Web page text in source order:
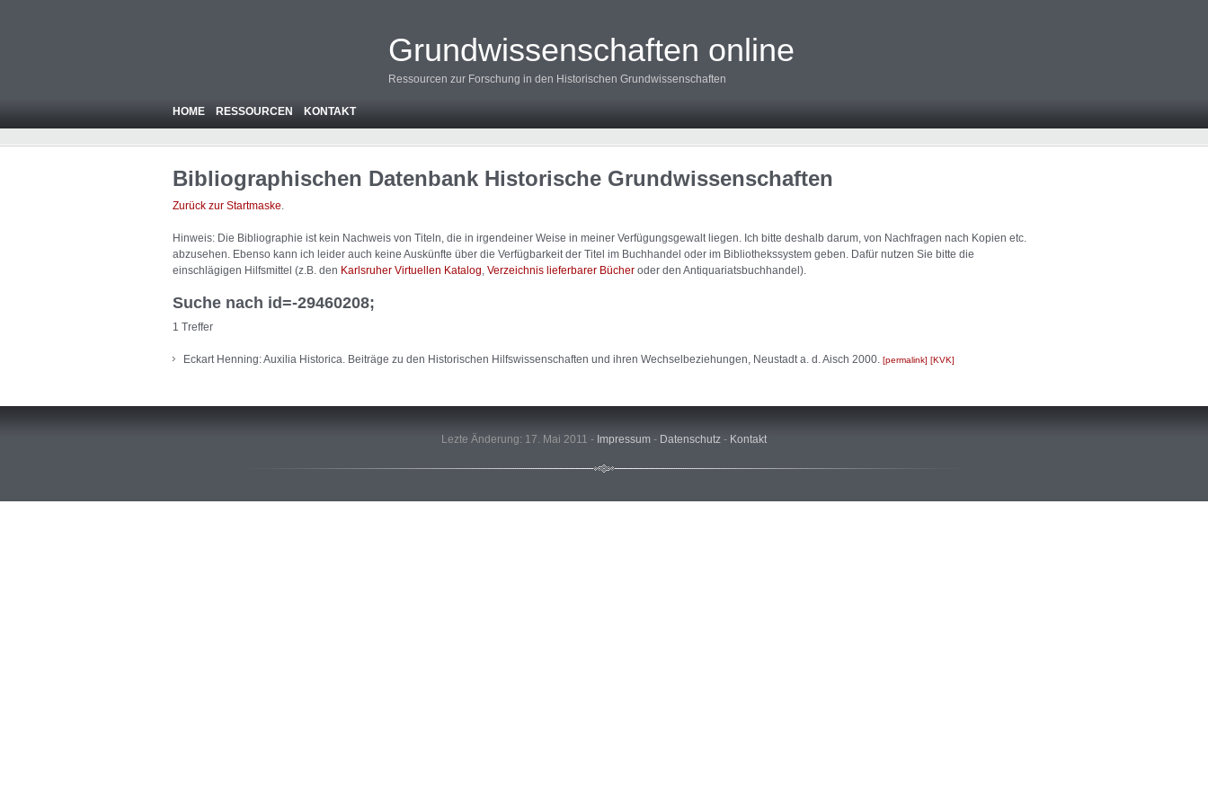
Grundwissenschaften online
Ressourcen zur Forschung in den Historischen Grundwissenschaften
HOME RESSOURCEN KONTAKT
Bibliographischen Datenbank Historische Grundwissenschaften
Zurück zur Startmaske.
Hinweis: Die Bibliographie ist kein Nachweis von Titeln, die in irgendeiner Weise in meiner Verfügungsgewalt liegen. Ich bitte deshalb darum, von Nachfragen nach Kopien etc.
abzusehen. Ebenso kann ich leider auch keine Auskünfte über die Verfügbarkeit der Titel im Buchhandel oder im Bibliothekssystem geben. Dafür nutzen Sie bitte die
einschlägigen Hilfsmittel (z.B. den Karlsruher Virtuellen Katalog Verzeichnis lieferbarer Bücher oder den Antiquariatsbuchhandel).
Suche nach id=-29460208;
1 Treffer
Eckart Henning: Auxilia Historica. Beiträge zu den Historischen Hilfswissenschaften und ihren Wechselbeziehungen, Neustadt a. d. Aisch 2000. permalink KVK
Lezte Änderung: 17. Mai 2011 - Impressum - Datenschutz - Kontakt